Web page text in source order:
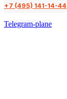
+7 (495) 141-14-44
Telegram-plane